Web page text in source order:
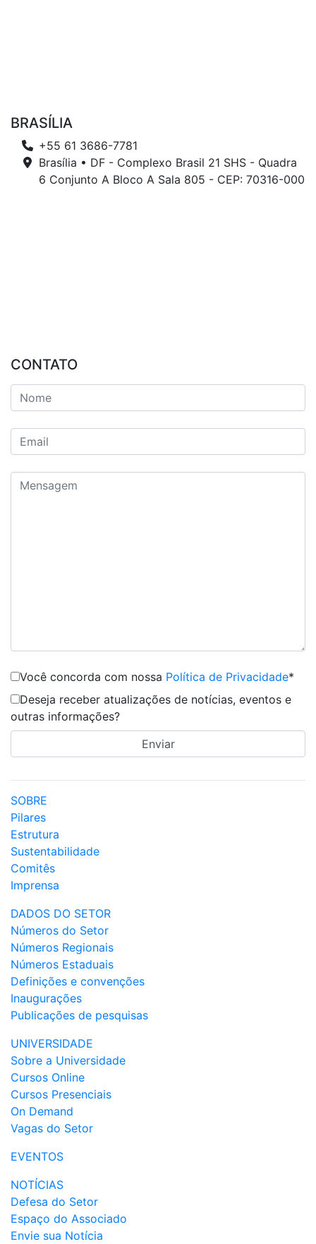
BRASÍLIA
+55 61 3686-7781
Brasília • DF - Complexo Brasil 21 SHS - Quadra
6 Conjunto A Bloco A Sala 805 - CEP: 70316-000
CONTATO
Você concorda com nossa Política de Privacidade*
Deseja receber atualizações de notícias, eventos e
outras informações?
SOBRE
Pilares
Estrutura
Sustentabilidade
Comitês
Imprensa
DADOS DO SETOR
Números do Setor
Números Regionais
Números Estaduais
Definições e convenções
Inaugurações
Publicações de pesquisas
UNIVERSIDADE
Sobre a Universidade
Cursos Online
Cursos Presenciais
On Demand
Vagas do Setor
EVENTOS
NOTÍCIAS
Defesa do Setor
Espaço do Associado
Envie sua Notícia